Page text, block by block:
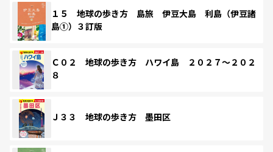
１５ 地球の歩き方 島旅 伊豆大島 利島（伊豆諸
島①）３訂版
Ｃ０２ 地球の歩き方 ハワイ島 ２０２７～２０２
８
Ｊ３３ 地球の歩き方 墨田区